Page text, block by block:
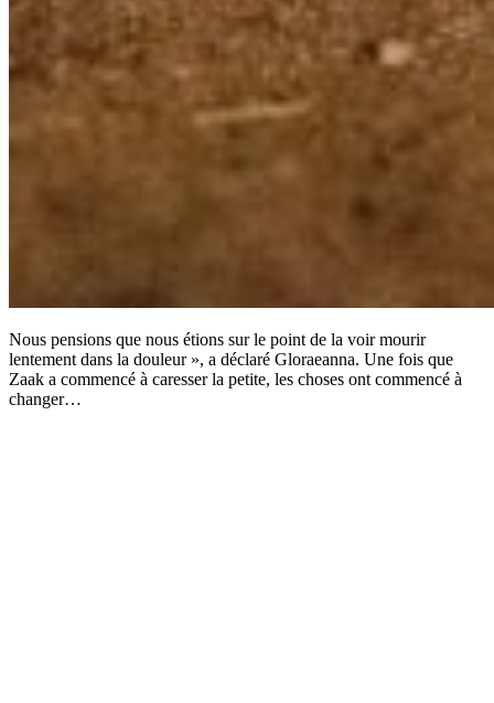
Nous pensions que nous étions sur le point de la voir mourir
lentement dans la douleur », a déclaré Gloraeanna. Une fois que
Zaak a commencé à caresser la petite, les choses ont commencé à
changer…